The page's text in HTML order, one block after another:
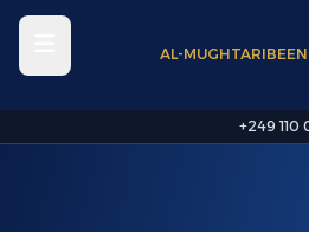
+249 110
AL-